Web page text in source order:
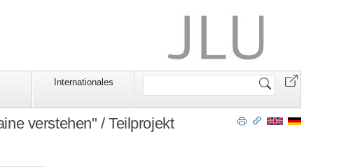
Internationales
Website
verstehen" / Teilprojekt